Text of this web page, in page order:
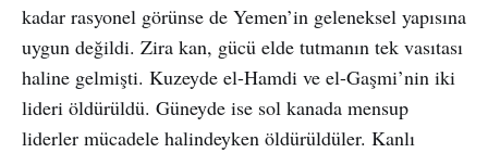
kadar rasyonel görünse de Yemen’in geleneksel yapısına
uygun değildi. Zira kan, gücü elde tutmanın tek vasıtası
haline gelmişti. Kuzeyde el-Hamdi ve el-Gaşmi’nin iki
lideri öldürüldü. Güneyde ise sol kanada mensup
liderler mücadele halindeyken öldürüldüler. Kanlı